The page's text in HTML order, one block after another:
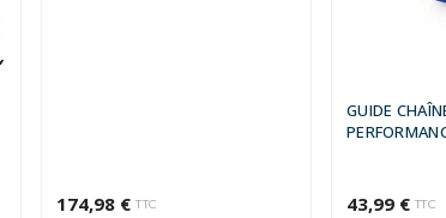
174,98 € TTC
GUIDE
43,99 € TTC